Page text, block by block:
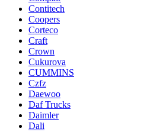
Contitech
Coopers
Corteco
Craft
Crown
Cukurova
CUMMINS
Czfz
Daewoo
Daf Trucks
Daimler
Dali